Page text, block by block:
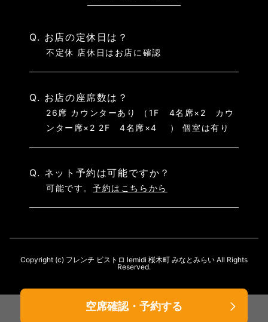
空席確認・予約する
Q. お店の定休日は？
不定休 店休日はお店に確認
Q. お店の座席数は？
26席 カウンターあり （1F 4名席×2 カウ
ンター席×2 2F 4名席×4 ） 個室は有り
Q. ネット予約は可能ですか？
可能です。 予約はこちらから
Copyright (c) フレンチ ビストロ lemidi 桜木町 みなとみらい All Rights
Reserved.